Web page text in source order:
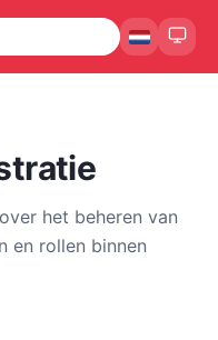
het beheren van
en rollen binnen